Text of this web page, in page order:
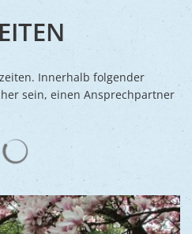
Innerhalb folgender
sein, einen Ansprechpartner